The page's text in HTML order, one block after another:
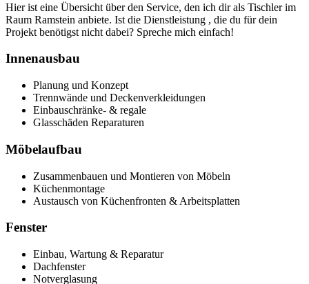
Hier ist eine Übersicht über den Service, den ich dir als Tischler im
Raum Ramstein anbiete. Ist die Dienstleistung , die du für dein
Projekt benötigst nicht dabei? Spreche mich einfach!
Innenausbau
Planung und Konzept
Trennwände und Deckenverkleidungen
Einbauschränke- & regale
Glasschäden Reparaturen
Möbelaufbau
Zusammenbauen und Montieren von Möbeln
Küchenmontage
Austausch von Küchenfronten & Arbeitsplatten
Fenster
Einbau, Wartung & Reparatur
Dachfenster
Notverglasung